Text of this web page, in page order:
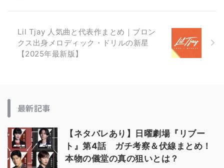
Lil Tjay 人気曲と代表作まとめ｜ブロン
クス出身メロディック・ドリルの新星
【2025年最新版】
最新記事
【ネタバレあり】日曜劇場『リブー
ト』第4話 ガチ考察＆伏線まとめ！
本物の儀堂の真の狙いとは？